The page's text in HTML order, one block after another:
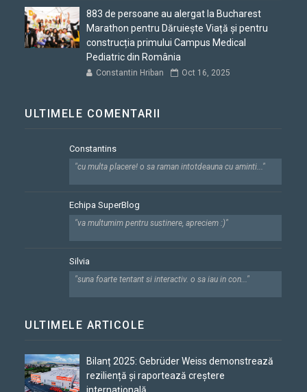
883 de persoane au alergat la Bucharest
Marathon pentru Dăruiește Viață și pentru
construcția primului Campus Medical
Pediatric din România
Constantin Hriban Oct 16, 2025
ULTIMELE COMENTARII
Constantins
"cu multa placere! o sa raman intotdeauna cu aminti..."
Echipa SuperBlog
"va multumim pentru sustinere, apreciem :)"
Silvia
"suna foarte tentant si interactiv. o sa iau in con..."
ULTIMELE ARTICOLE
Bilanț 2025: Gebrüder Weiss demonstrează
reziliență și raportează creștere